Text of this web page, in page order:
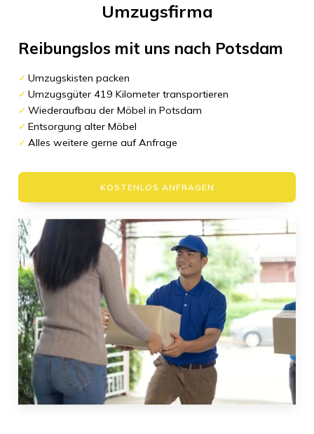
Umzugsfirma
Reibungslos mit uns nach Potsdam
Umzugskisten packen
Umzugsgüter 419 Kilometer transportieren
Wiederaufbau der Möbel in Potsdam
Entsorgung alter Möbel
Alles weitere gerne auf Anfrage
KOSTENLOS ANFRAGEN